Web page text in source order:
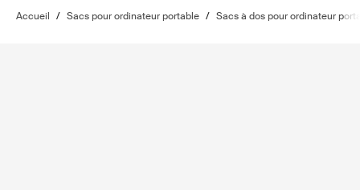
Accueil / Sacs pour ordinateur portable / Sacs à dos pour ordinateur